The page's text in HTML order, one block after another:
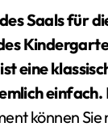
Saals für
eine
einfach.
können Sie